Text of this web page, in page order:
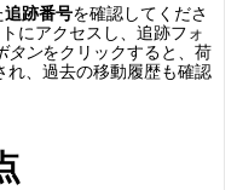
追跡番号を確認してくださ
にアクセスし、追跡フォ
タンをクリックすると、荷
れ、過去の移動履歴も確認